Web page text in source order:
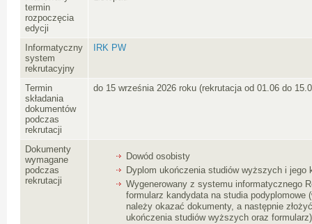
termin
rozpoczęcia
edycji
Informatyczny
system
rekrutacyjny
IRK PW
Termin
składania
dokumentów
podczas
rekrutacji
do 15 września 2026 roku (rekrutacja od 01.06 do
Dokumenty
wymagane
podczas
rekrutacji
Dowód osobisty
Dyplom ukończenia studiów wyższych i jego
Wygenerowany z systemu informatycznego
formularz kandydata na studia podyplomowe
należy okazać dokumenty, a następnie
ukończenia studiów wyższych oraz formularz)